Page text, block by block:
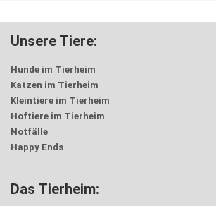
Unsere Tiere:
Hunde im Tierheim
Katzen im Tierheim
Kleintiere im Tierheim
Hoftiere im Tierheim
Notfälle
Happy Ends
Das Tierheim: